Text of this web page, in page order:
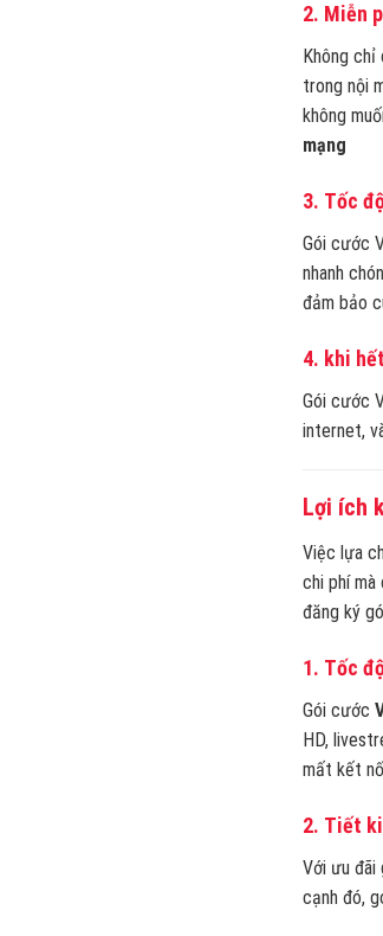
2. Miễn
Không
trong nội
không
mạng
3. Tốc
Gói cước
nhanh
đảm bảo
4. khi
Gói cước
internet,
Lợi ích
Việc lựa
chi phí
đăng ký
1. Tốc
Gói cước
HD,
mất kết
2. Tiết
Với ưu đãi
cạnh đó,